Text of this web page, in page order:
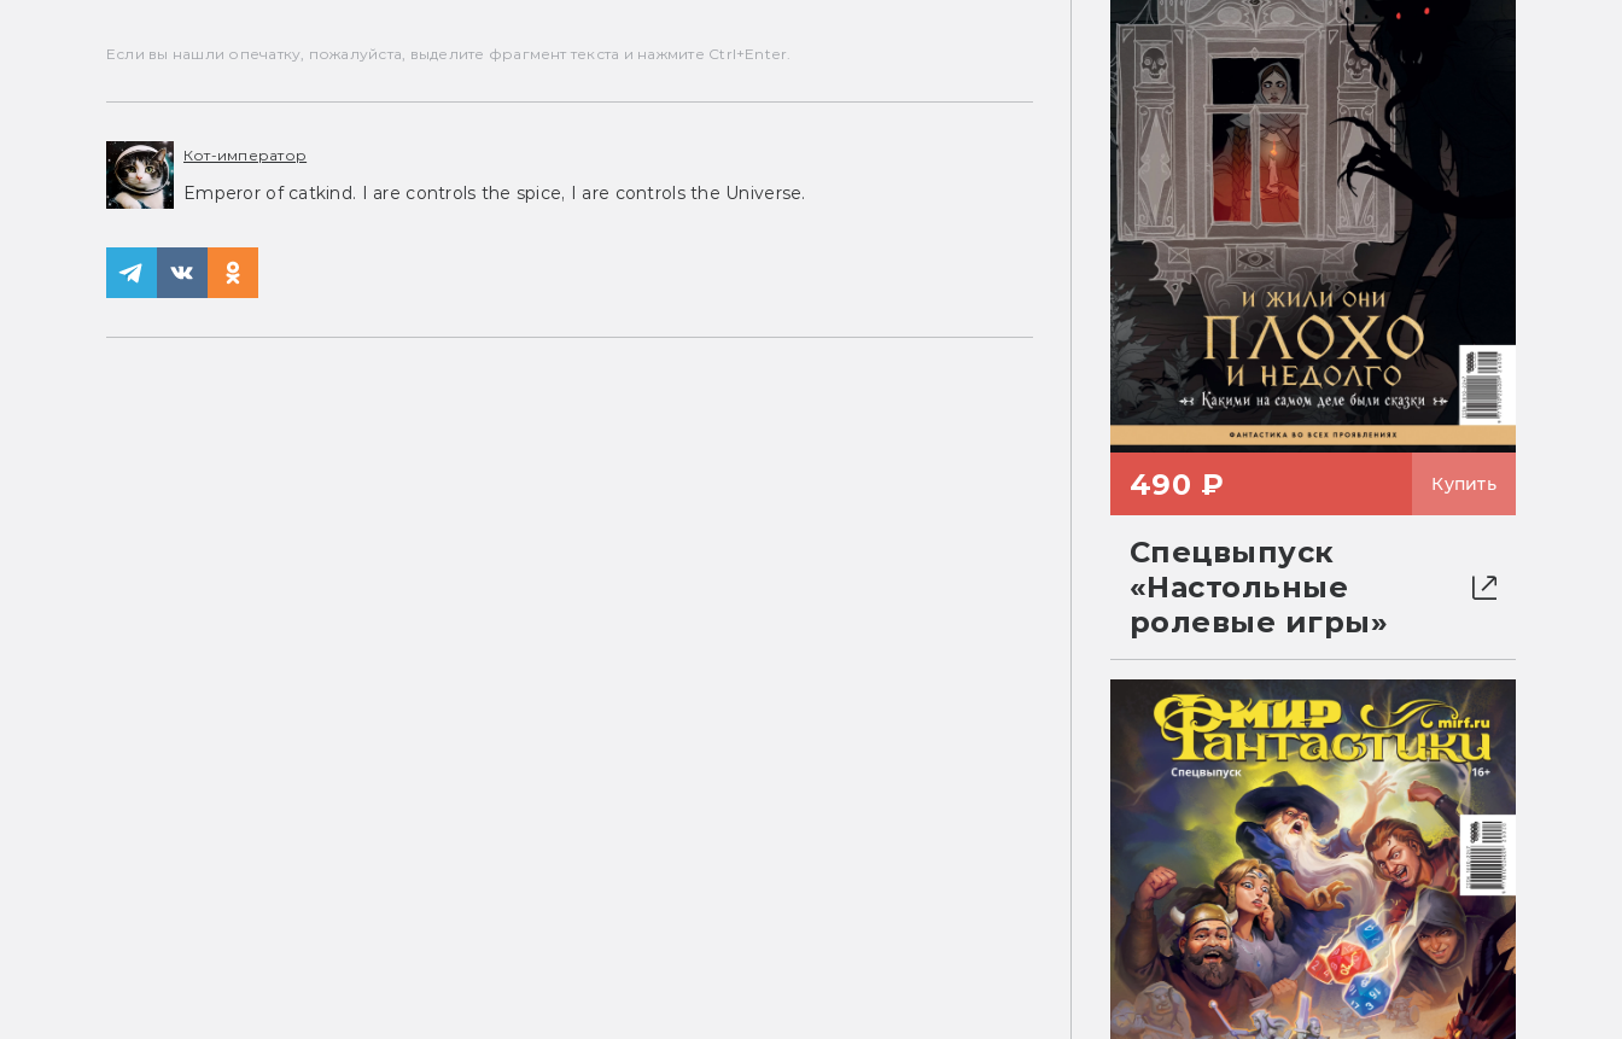
Если вы нашли опечатку, пожалуйста, выделите фрагмент текста и нажмите Ctrl+Enter.
Кот-император
Emperor of catkind. I are controls the spice, I are controls the Universe.
490 ₽ Купить
Спецвыпуск
«Настольные
ролевые игры»